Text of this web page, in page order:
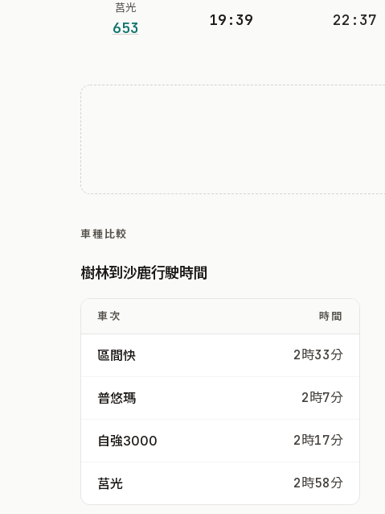
莒光
653 19:39 22:37
車種比較
樹林到沙鹿行駛時間
車次 時間
區間快 2時33分
普悠瑪 2時7分
自強3000 2時17分
莒光 2時58分